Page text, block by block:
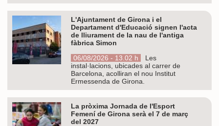
L'Ajuntament de Girona i el
Departament d'Educació signen l'acta
de lliurament de la nau de l'antiga
fàbrica Simon
06/08/2026 - 13.02 h
Les
instal·lacions, ubicades al carrer de
Barcelona, acolliran el nou Institut
Ermessenda de Girona.
La pròxima Jornada de l'Esport
Femení de Girona serà el 7 de març
del 2027